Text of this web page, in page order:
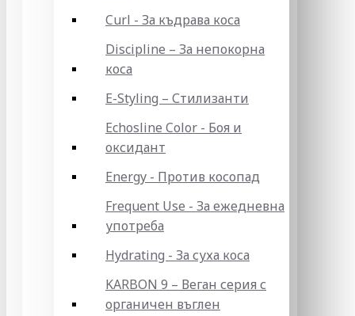
Curl - За къдрава коса
Discipline – За непокорна
коса
E-Styling – Стилизанти
Echosline Color - Боя и
оксидант
Energy - Против косопад
Frequent Use - За ежедневна
употреба
Hydrating - За суха коса
KARBON 9 – Веган серия с
органичен въглен